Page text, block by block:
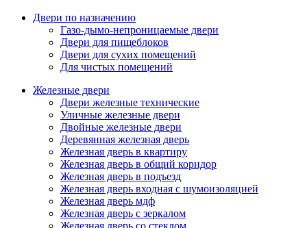
Двери по назначению
Газо-дымо-непроницаемые двери
Двери для пищеблоков
Двери для сухих помещений
Для чистых помещений
Железные двери
Двери железные технические
Уличные железные двери
Двойные железные двери
Деревянная железная дверь
Железная дверь в квартиру
Железная дверь в общий коридор
Железная дверь в подъезд
Железная дверь входная с шумоизоляцией
Железная дверь мдф
Железная дверь с зеркалом
Железная дверь со стеклом